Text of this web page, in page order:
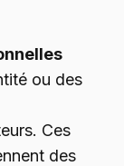
ou des
Ces
des